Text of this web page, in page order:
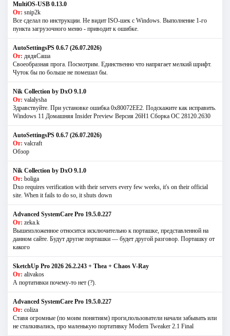
MultiOS-USB 0.13.0
От: snip2k
Все сделал по инструкции. Не видит ISO-шек с Windows. Выполнение 1-го
пункта загрузочного меню - приводит к ошибке.
AutoSettingsPS 0.6.7 (26.07.2026)
От: дядяСаша
Своеобразная прога. Посмотрим. Единственно что напрягает мелкий шрифт.
Чуток бы по больше не помешал бы.
Nik Collection by DxO 9.1.0
От: valalysha
Здравствуйте. При установке ошибка 0х80072EE2. Подскажите как исправить.
Windows 11 Домашняя Insider Preview Версия 26H1 Сборка ОС 28120.2630
AutoSettingsPS 0.6.7 (26.07.2026)
От: valcraft
Обзор
Nik Collection by DxO 9.1.0
От: boliga
Dxo requires verification with their servers every few weeks, it's on their official
site. When it fails to do so, it shuts down
Advanced SystemCare Pro 19.5.0.227
От: zeka.k
Вышеизложенное относится исключительно к порташке, представленной на
данном сайте. Будут другие порташки — будет другой разговор. Порташку от
какого
SketchUp Pro 2026 26.2.243 + Thea + Chaos V-Ray
От: alivakos
А портативки почему-то нет (?).
Advanced SystemCare Pro 19.5.0.227
От: coliza
Ставя огромные (по моим понятиям) проги,пользователи начали забывать или
не сталкивались, про маленькую портативку Modern Tweaker 2.1 Final